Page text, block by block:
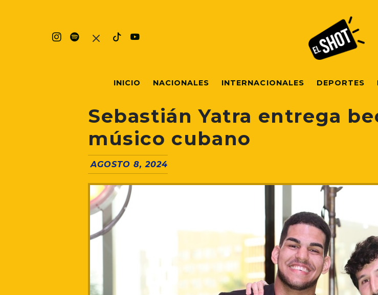
INICIO NACIONALES INTERNACIONALES DEPORTES
Sebastián Yatra entrega
músico cubano
AGOSTO 8, 2024